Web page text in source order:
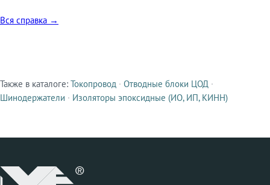
Вся справка →
Смежные продукты
Также в каталоге: Токопровод · Отводные блоки ЦОД ·
Шинодержатели · Изоляторы эпоксидные (ИО, ИП, КИНН)